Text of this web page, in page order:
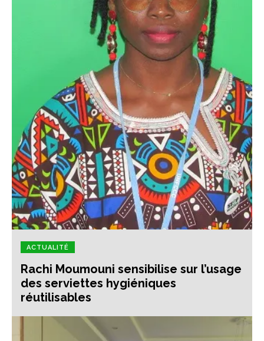
ACTUALITÉ
Rachi Moumouni sensibilise sur l’usage
des serviettes hygiéniques
réutilisables